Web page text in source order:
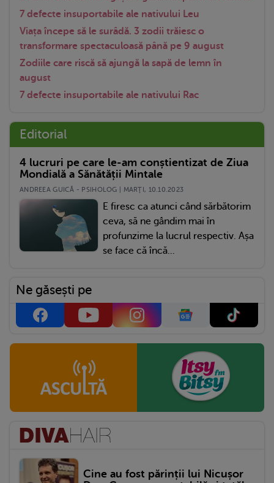
7 defecte insuportabile ale nativului Leu
Viața începe să le surâdă. 3 zodii trăiesc o
transformare spectaculoasă până pe 9 august
Zodiile care riscă să ajungă la sapă de lemn în
august
7 defecte insuportabile ale nativului Rac
Editorial
4 lucruri pe care le-am conștientizat de Ziua
Mondială a Sănătății Mintale
ANDREEA GUICĂ - PSIHOLOG | MARŢI, 10.10.2023
E firesc ca atunci când sărbătorim
ceva, să ne gândim mai în
profunzime la lucrul respectiv. Așa
se face că încă...
Ne găsești pe
Cine au fost părinții lui Nicușor